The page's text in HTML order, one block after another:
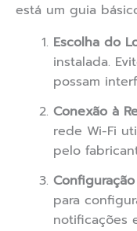
está um guia
Escolha do
instalada.
possam
Conexão à
rede Wi-Fi
pelo
para
notificações